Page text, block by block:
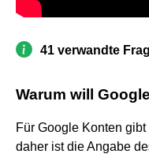
41 verwandte
Warum will
Für Google Konten
daher ist die Angabe